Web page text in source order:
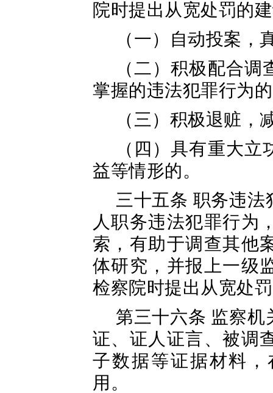
院时提出从宽处罚的
（一）自动投案，
（二）积极配合
掌握的违法犯罪行为
（三）积极退赃，
（四）具有重大
益等情形的。
三十五条 职务违
人职务违法犯罪行为
索，有助于调查其他
体研究，并报上一级
检察院时提出从宽处
第三十六条 监察
证、证人证言、被调
子数据等证据材料
用。